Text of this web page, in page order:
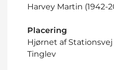
Harvey Martin (1942-
Placering
Hjørnet af Stationsvej
Tinglev